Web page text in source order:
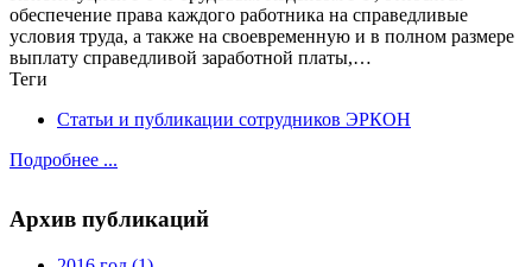
обеспечение права каждого работника на справедливые
условия труда, а также на своевременную и в полном размере
выплату справедливой заработной платы,…
Теги
Статьи и публикации сотрудников ЭРКОН
Подробнее ...
Архив публикаций